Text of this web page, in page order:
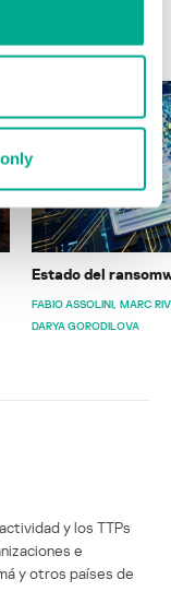
Estado del
FABIO ASSOLINI MARC
DARYA GORODILOVA
y los TTPs
e
y otros países de